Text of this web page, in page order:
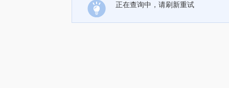
正在查询中，请刷新重试